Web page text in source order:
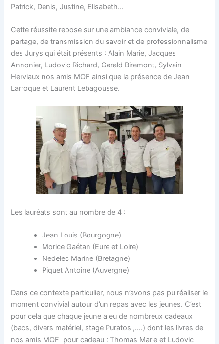
Patrick, Denis, Justine, Elisabeth…
Cette réussite repose sur une ambiance conviviale, de
partage, de transmission du savoir et de professionnalisme
des Jurys qui était présents : Alain Marie, Jacques
Annonier, Ludovic Richard, Gérald Biremont, Sylvain
Herviaux nos amis MOF ainsi que la présence de Jean
Larroque et Laurent Lebagousse.
Les lauréats sont au nombre de 4 :
Jean Louis (Bourgogne)
Morice Gaétan (Eure et Loire)
Nedelec Marine (Bretagne)
Piquet Antoine (Auvergne)
Dans ce contexte particulier, nous n’avons pas pu réaliser le
moment convivial autour d’un repas avec les jeunes. C’est
pour cela que chaque jeune a eu de nombreux cadeaux
(bacs, divers matériel, stage Puratos ,….) dont les livres de
nos amis MOF pour cadeau : Thomas Marie et Ludovic